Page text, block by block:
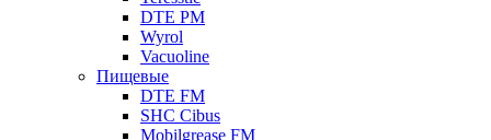
DTE PM
Wyrol
Vacuoline
Пищевые
DTE FM
SHC Cibus
Mobilgrease FM